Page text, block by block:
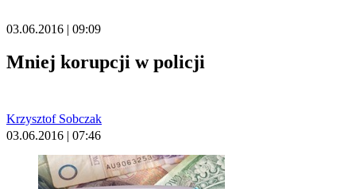
03.06.2016 | 09:09
Mniej korupcji w policji
Krzysztof Sobczak
03.06.2016 | 07:46